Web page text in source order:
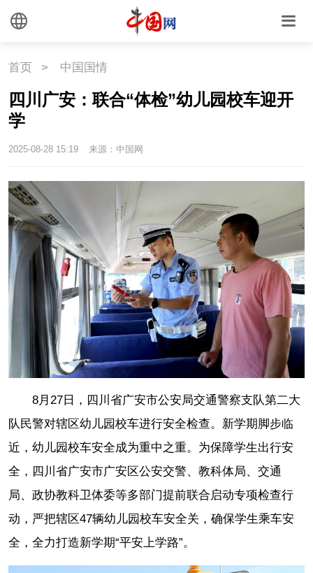
首页 > 中国国情
四川广安：联合“体检”幼儿园校车迎开
学
2025-08-28 15:19 来源：中国网
8月27日，四川省广安市公安局交通警察支队第二大
队民警对辖区幼儿园校车进行安全检查。新学期脚步临
近，幼儿园校车安全成为重中之重。为保障学生出行安
全，四川省广安市广安区公安交警、教科体局、交通
局、政协教科卫体委等多部门提前联合启动专项检查行
动，严把辖区47辆幼儿园校车安全关，确保学生乘车安
全，全力打造新学期“平安上学路”。